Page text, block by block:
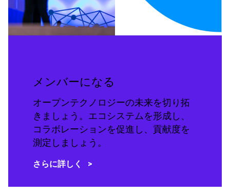
メンバーになる
オープンテクノロジーの未来を切り拓
きましょう。エコシステムを形成し、
コラボレーションを促進し、貢献度を
測定しましょう。
さらに詳しく